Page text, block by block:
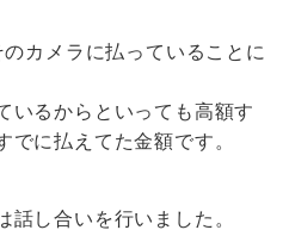
カメラに払っていることに
いるからといっても高額す
でに払えてた金額です。
話し合いを行いました。